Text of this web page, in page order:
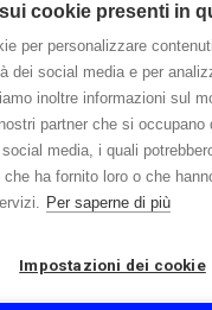
Di
P. IVA e Cod. Fiscale
cookie presenti in
per personalizzare
dei social media e per
inoltre informazioni sul
partner che si occupano
media, i quali
ha fornito loro o che
Per saperne di più
Impostazioni dei cookie